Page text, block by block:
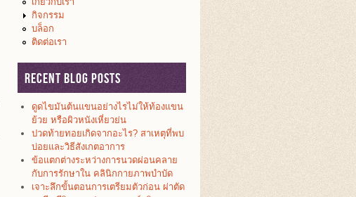
กิจกรรม
บล็อก
ติดต่อเรา
Recent Blog Posts
ดูดไขมันต้นแขนอย่างไรไม่ให้ท้องแขน
ย้วย หรือผิวหนังเหี่ยวย่น
ปวดท้ายทอยเกิดจากอะไร? สาเหตุที่พบ
บ่อยและวิธีสังเกตอาการ
ข้อแตกต่างระหว่างการนวดผ่อนคลาย
กับการรักษาใน คลินิกกายภาพบำบัด
เจาะลึกขั้นตอนการเตรียมตัวก่อน ผ่าตัด